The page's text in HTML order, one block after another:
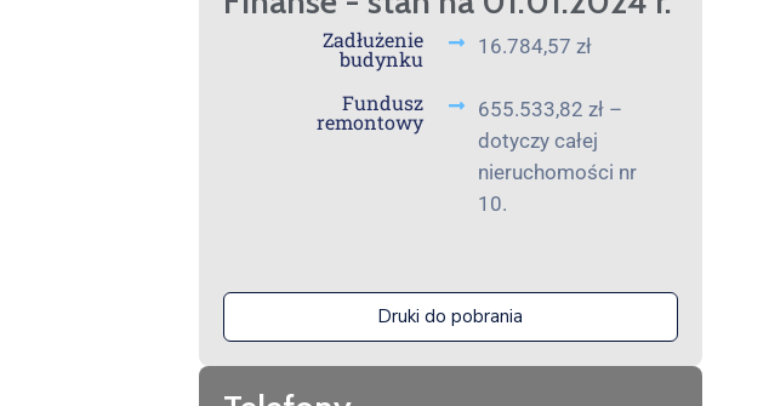
Zadłużenie
budynku 16.784,57 zł
Fundusz
remontowy
655.533,82 zł –
dotyczy całej
nieruchomości nr
10.
Druki do pobrania